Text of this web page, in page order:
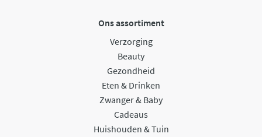
Ons assortiment
Verzorging
Beauty
Gezondheid
Eten & Drinken
Zwanger & Baby
Cadeaus
Huishouden & Tuin